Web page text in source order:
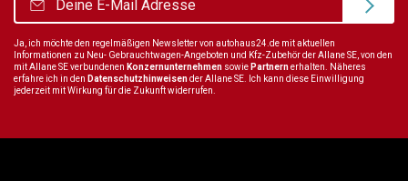
Ja, ich möchte den regelmäßigen Newsletter von autohaus24.de mit aktuellen
Informationen zu Neu- Gebrauchtwagen-Angeboten und Kfz-Zubehör der Allane SE, von den
mit Allane SE verbundenen Konzernunternehmen sowie Partnernerhalten. Näheres
erfahre ich in den Datenschutzhinweisender Allane SE. Ich kann diese Einwilligung
jederzeit mit Wirkung für die Zukunft widerrufen.